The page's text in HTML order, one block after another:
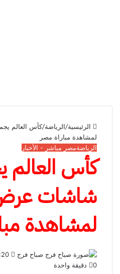
الرئيسية/الرياضة/كأس العالم
لمشاهدة مباراة مصر
الرياضةمصر مباشر - الأخبار
كأس
شاشات
لمشاهدة
صباح فرج
أ
11:20 ص
0
دقيقة واحدة